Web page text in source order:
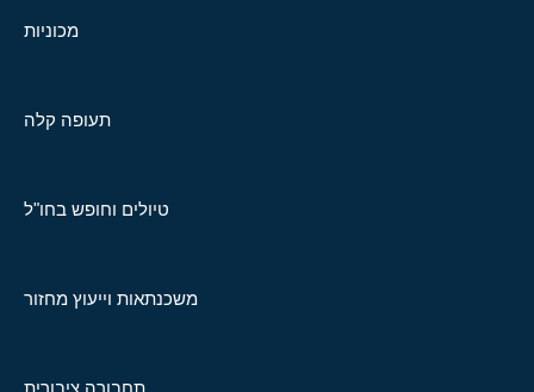
מכוניות
תעופה קלה
טיולים וחופש בחו"ל
משכנתאות וייעוץ מחזור
תחבורה ציבורית